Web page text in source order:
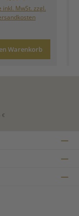
inkl. MwSt. zzgl.
Warenkorb
€